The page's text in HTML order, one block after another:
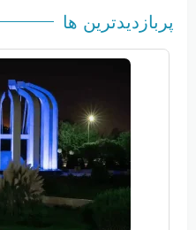
پربازدیدترین ها